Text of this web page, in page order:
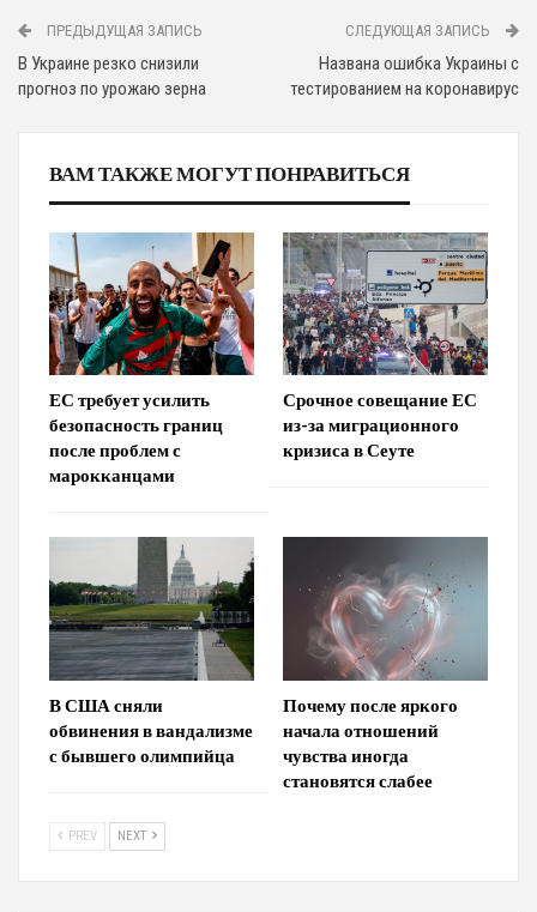
ПРЕДЫДУЩАЯ ЗАПИСЬ
В Украине резко снизили
прогноз по урожаю зерна
СЛЕДУЮЩАЯ ЗАПИСЬ
Названа ошибка Украины с
тестированием на коронавирус
ВАМ ТАКЖЕ МОГУТ ПОНРАВИТЬСЯ
ЕС требует усилить
безопасность границ
после проблем с
марокканцами
Срочное совещание ЕС
из-за миграционного
кризиса в Сеуте
В США сняли
обвинения в вандализме
с бывшего олимпийца
Почему после яркого
начала отношений
чувства иногда
становятся слабее
PREV NEXT